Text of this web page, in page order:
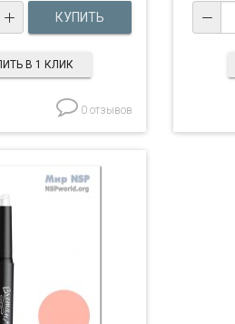
В 1 КЛИК
0 отзывов